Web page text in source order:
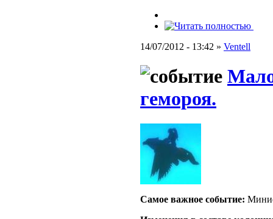
14/07/2012 - 13:42 » Ventell
гемороя.
Самое важное событие: